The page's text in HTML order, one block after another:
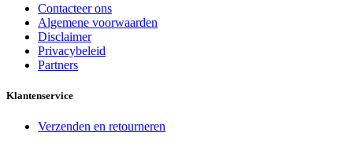
Contacteer ons
Algemene voorwaarden
Disclaimer
Privacybeleid
Partners
Klantenservice
Verzenden en retourneren